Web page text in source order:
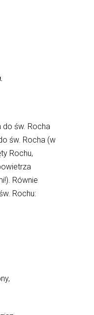
do św. Rocha
św. Rocha (w
Rochu,
Równie
Rochu: